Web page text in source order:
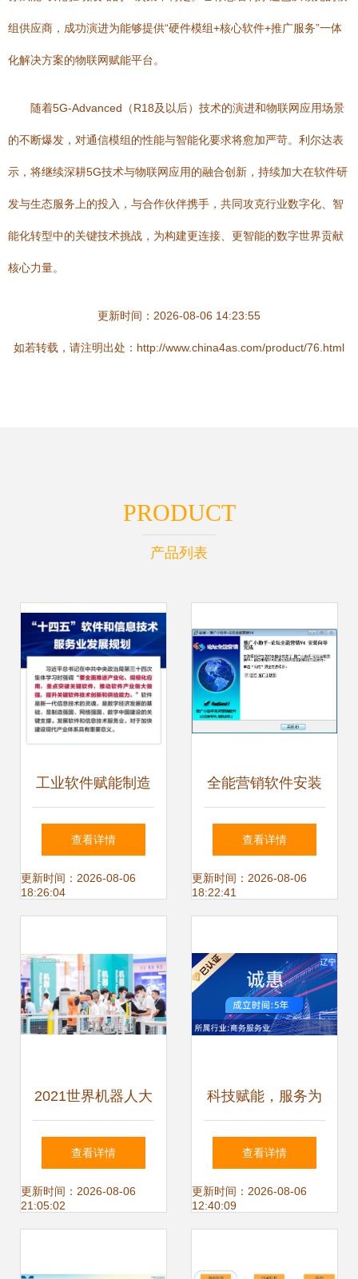
组供应商，成功演进为能够提供“硬件模组+核心软件+推广服务”一体
化解决方案的物联网赋能平台。
随着5G-Advanced（R18及以后）技术的演进和物联网应用场景
的不断爆发，对通信模组的性能与智能化要求将愈加严苛。利尔达表
示，将继续深耕5G技术与物联网应用的融合创新，持续加大在软件研
发与生态服务上的投入，与合作伙伴携手，共同攻克行业数字化、智
能化转型中的关键技术挑战，为构建更连接、更智能的数字世界贡献
核心力量。
更新时间：2026-08-06 14:23:55
如若转载，请注明出处：http://www.china4as.com/product/76.html
PRODUCT
产品列表
工业软件赋能制造
业数字化转型 技术
研发与技术推广服
查看详情
更新时间：2026-08-06
18:26:04
全能营销软件安装
教程与技术支持详
解
查看详情
更新时间：2026-08-06
18:22:41
2021世界机器人大
赛锦标赛盛大开幕
驱动机器人技术研
查看详情
更新时间：2026-08-06
21:05:02
科技赋能，服务为
本——抚顺诚惠网
络科技的研发与推
查看详情
更新时间：2026-08-06
12:40:09